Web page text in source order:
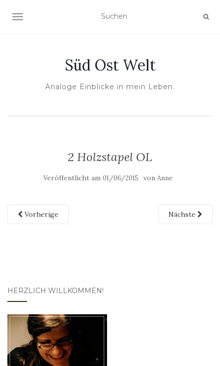
NAVIGATION UMSCHALTEN
Süd Ost Welt
Analoge Einblicke in mein Leben.
2 Holzstapel OL
Veröffentlicht am 01/06/2015 von Anne
Vorherige Nächste
HERZLICH WILLKOMMEN!